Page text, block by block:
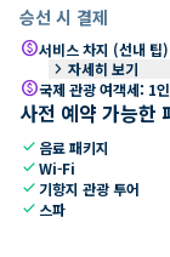
승선 시 결제
paid서비스 차지 (선내
keyboard_arrow_right 자세히 보기
paid국제 관광 여객세: 1
사전 예약 가능한
check 음료 패키지
checkWi-Fi
check 기항지 관광 투어
check 스파